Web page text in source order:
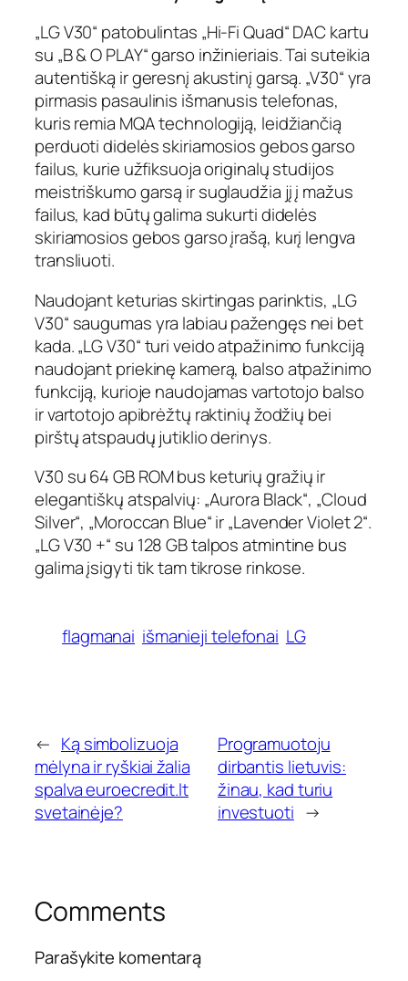
„LG V30“ patobulintas „Hi-Fi Quad“ DAC kartu
su „B & O PLAY“ garso inžinieriais. Tai suteikia
autentišką ir geresnį akustinį garsą. „V30“ yra
pirmasis pasaulinis išmanusis telefonas,
kuris remia MQA technologiją, leidžiančią
perduoti didelės skiriamosios gebos garso
failus, kurie užfiksuoja originalų studijos
meistriškumo garsą ir suglaudžia jį į mažus
failus, kad būtų galima sukurti didelės
skiriamosios gebos garso įrašą, kurį lengva
transliuoti.
Naudojant keturias skirtingas parinktis, „LG
V30“ saugumas yra labiau pažengęs nei bet
kada. „LG V30“ turi veido atpažinimo funkciją
naudojant priekinę kamerą, balso atpažinimo
funkciją, kurioje naudojamas vartotojo balso
ir vartotojo apibrėžtų raktinių žodžių bei
pirštų atspaudų jutiklio derinys.
V30 su 64 GB ROM bus keturių gražių ir
elegantiškų atspalvių: „Aurora Black“, „Cloud
Silver“, „Moroccan Blue“ ir „Lavender Violet 2“.
„LG V30 +“ su 128 GB talpos atmintine bus
galima įsigyti tik tam tikrose rinkose.
flagmanai išmanieji telefonai LG
← Ką simbolizuoja
mėlyna ir ryškiai žalia
spalva euroecredit.lt
svetainėje?
Programuotoju
dirbantis lietuvis:
žinau, kad turiu
investuoti →
Comments
Parašykite komentarą